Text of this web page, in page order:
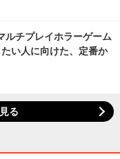
ルチプレイホラーゲーム
い人に向けた、定番か
る